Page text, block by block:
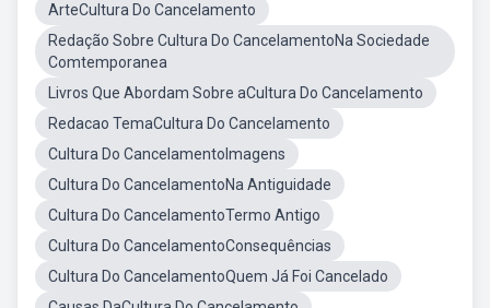
ArteCultura Do Cancelamento
Redação Sobre Cultura Do CancelamentoNa Sociedade
Comtemporanea
Livros Que Abordam Sobre aCultura Do Cancelamento
Redacao TemaCultura Do Cancelamento
Cultura Do CancelamentoImagens
Cultura Do CancelamentoNa Antiguidade
Cultura Do CancelamentoTermo Antigo
Cultura Do CancelamentoConsequências
Cultura Do CancelamentoQuem Já Foi Cancelado